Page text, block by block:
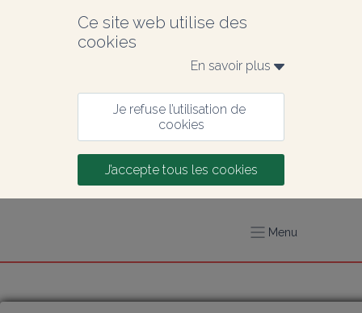
Ce site web utilise des
cookies
En savoir plus
Je refuse l’utilisation de
cookies
J’accepte tous les cookies
Menu